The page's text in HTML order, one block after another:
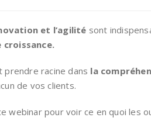
et l’agilité sont
prendre racine dans la
de vos clients.
webinar pour voir ce en quoi les